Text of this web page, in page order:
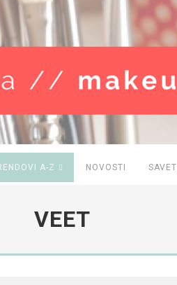
A-Z NOVOSTI SAVETI
VEET